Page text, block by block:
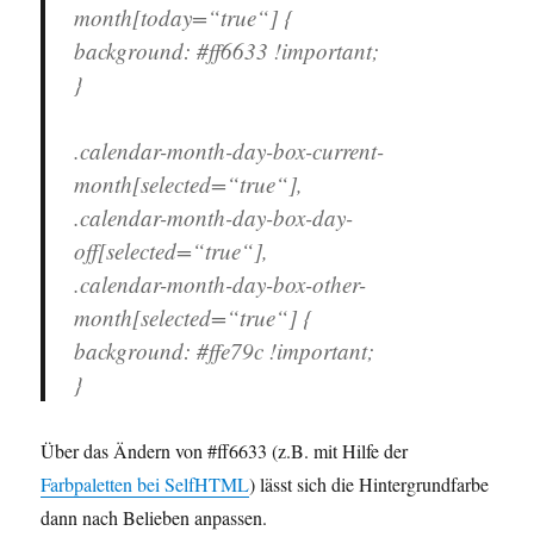
month[today=“true“] {
background: #ff6633 !important;
}
.calendar-month-day-box-current-
month[selected=“true“],
.calendar-month-day-box-day-
off[selected=“true“],
.calendar-month-day-box-other-
month[selected=“true“] {
background: #ffe79c !important;
}
Über das Ändern von #ff6633 (z.B. mit Hilfe der
Farbpaletten bei SelfHTML) lässt sich die Hintergrundfarbe
dann nach Belieben anpassen.